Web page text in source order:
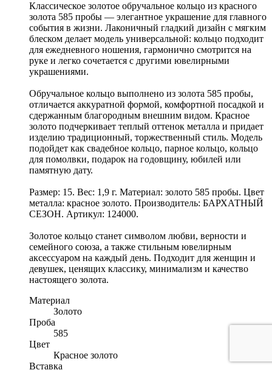
Классическое золотое обручальное кольцо из красного
золота 585 пробы — элегантное украшение для главного
события в жизни. Лаконичный гладкий дизайн с мягким
блеском делает модель универсальной: кольцо подходит
для ежедневного ношения, гармонично смотрится на
руке и легко сочетается с другими ювелирными
украшениями.
Обручальное кольцо выполнено из золота 585 пробы,
отличается аккуратной формой, комфортной посадкой и
сдержанным благородным внешним видом. Красное
золото подчеркивает теплый оттенок металла и придает
изделию традиционный, торжественный стиль. Модель
подойдет как свадебное кольцо, парное кольцо, кольцо
для помолвки, подарок на годовщину, юбилей или
памятную дату.
Размер: 15. Вес: 1,9 г. Материал: золото 585 пробы. Цвет
металла: красное золото. Производитель: БАРХАТНЫЙ
СЕЗОН. Артикул: 124000.
Золотое кольцо станет символом любви, верности и
семейного союза, а также стильным ювелирным
аксессуаром на каждый день. Подходит для женщин и
девушек, ценящих классику, минимализм и качество
настоящего золота.
Материал
Золото
Проба
585
Цвет
Красное золото
Вставка